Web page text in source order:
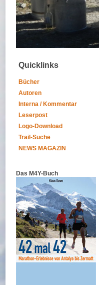
Quicklinks
Bücher
Autoren
Interna / Kommentar
Leserpost
Logo-Download
Trail-Suche
NEWS MAGAZIN
Das M4Y-Buch